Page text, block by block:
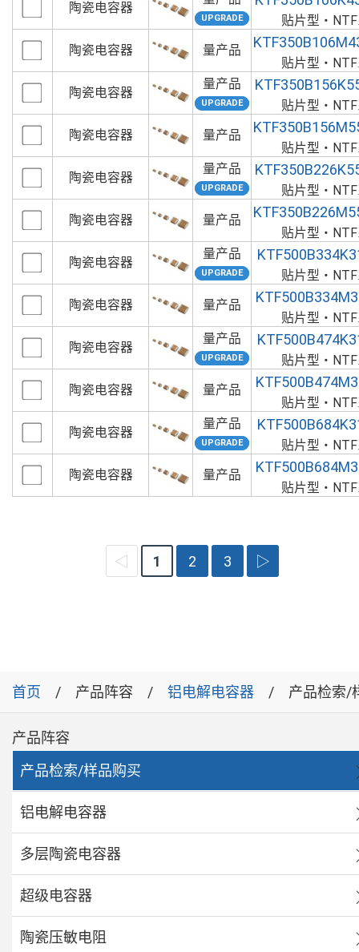
陶瓷电容器
贴片型・
陶瓷电容器
量产品
贴片型・
陶瓷电容器
量产品
贴片型・
陶瓷电容器
量产品
贴片型・
陶瓷电容器
量产品
贴片型・
陶瓷电容器
量产品
贴片型・
陶瓷电容器
量产品
贴片型・
陶瓷电容器
量产品
贴片型・
陶瓷电容器
量产品
贴片型・
陶瓷电容器
量产品
贴片型・
陶瓷电容器
量产品
贴片型・
陶瓷电容器
量产品
贴片型・
◁ 1 2 3 ▷
首页 产品阵容 铝电解电容器 产品检索/
产品阵容
产品检索/样品购买
铝电解电容器
多层陶瓷电容器
超级电容器
陶瓷压敏电阻